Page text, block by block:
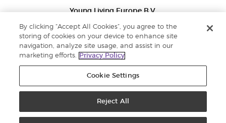
Young Living Europe B.V.
9727 AJ Groningen
Sjedište tvrtke Young Living Europe Ltd.:
3935 9000
pridržana. |Pravila o privatnosti
By clicking “Accept All Cookies”, you agree to the
storing of cookies on your device to enhance site
navigation, analyze site usage, and assist in our
marketing efforts.
Privacy Policy
Cookie Settings
Reject All